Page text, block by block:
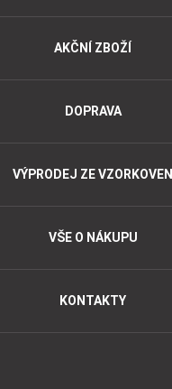
AKČNÍ ZBOŽÍ
DOPRAVA
VÝPRODEJ ZE VZORKOVEN
VŠE O NÁKUPU
KONTAKTY